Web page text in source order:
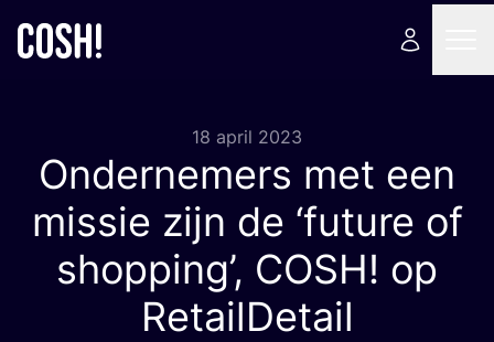
18 april 2023
Ondernemers met een
missie zijn de ‘future of
shopping’, COSH! op
RetailDetail